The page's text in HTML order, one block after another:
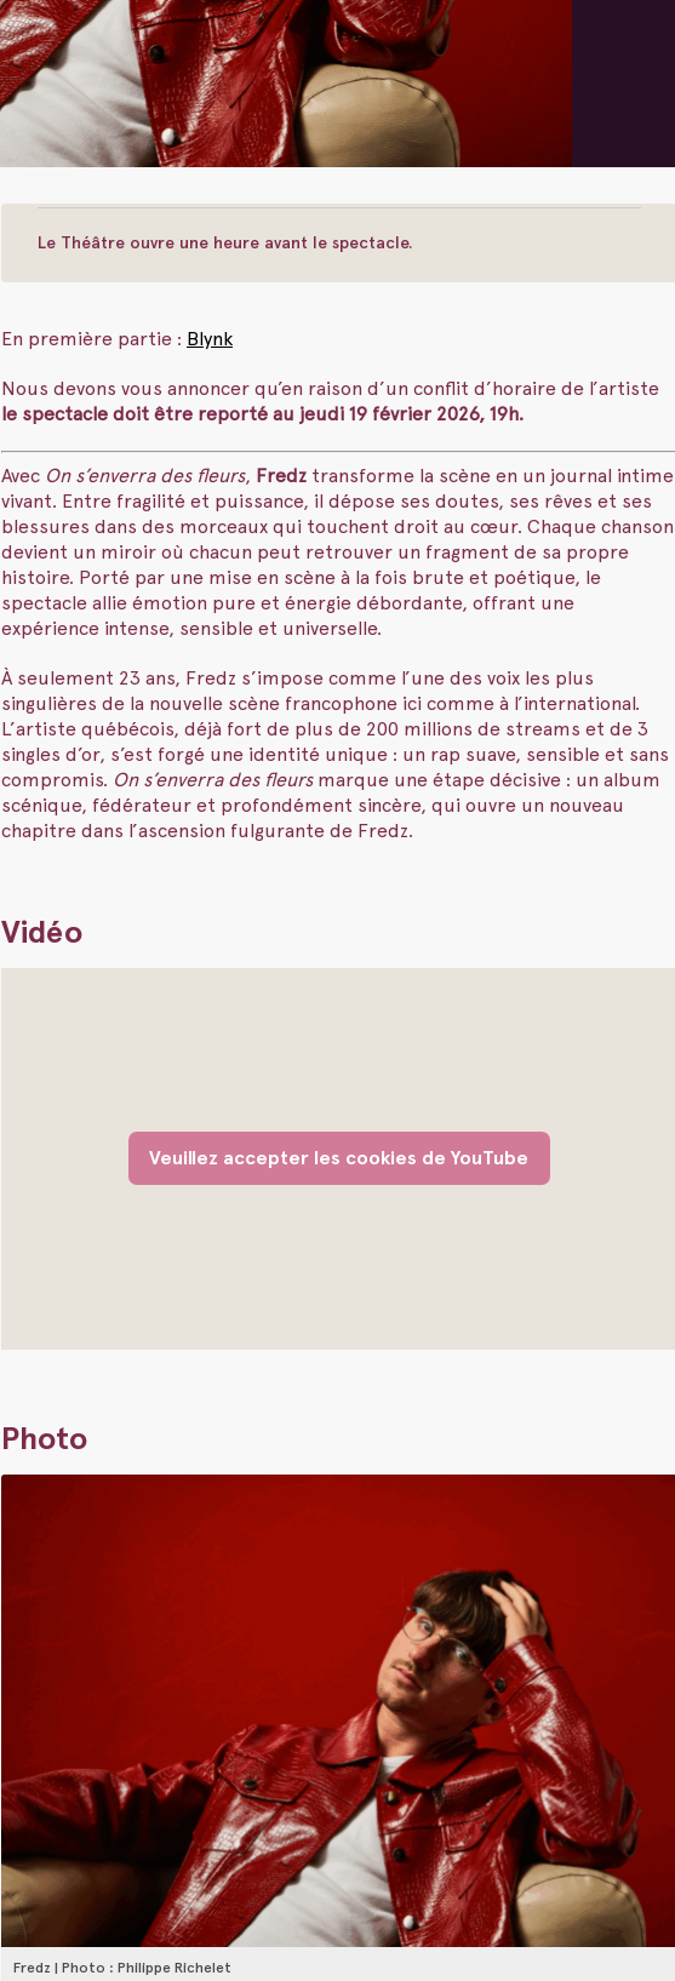
Le Théâtre ouvre une heure avant le spectacle.
En première partie : Blynk
Nous devons vous annoncer qu’en raison d’un conflit d’horaire de l’artiste
le spectacle doit être reporté au jeudi 19 février 2026, 19h.
Avec On s’enverra des fleurs, Fredz transforme la scène en un journal intime
vivant. Entre fragilité et puissance, il dépose ses doutes, ses rêves et ses
blessures dans des morceaux qui touchent droit au cœur. Chaque chanson
devient un miroir où chacun peut retrouver un fragment de sa propre
histoire. Porté par une mise en scène à la fois brute et poétique, le
spectacle allie émotion pure et énergie débordante, offrant une
expérience intense, sensible et universelle.
À seulement 23 ans, Fredz s’impose comme l’une des voix les plus
singulières de la nouvelle scène francophone ici comme à l’international.
L’artiste québécois, déjà fort de plus de 200 millions de streams et de 3
singles d’or, s’est forgé une identité unique : un rap suave, sensible et sans
compromis. On s’enverra des fleursmarque une étape décisive : un album
scénique, fédérateur et profondément sincère, qui ouvre un nouveau
chapitre dans l’ascension fulgurante de Fredz.
Vidéo
Veuillez accepter les cookies de YouTube
Photo
Fredz | Photo : Philippe Richelet